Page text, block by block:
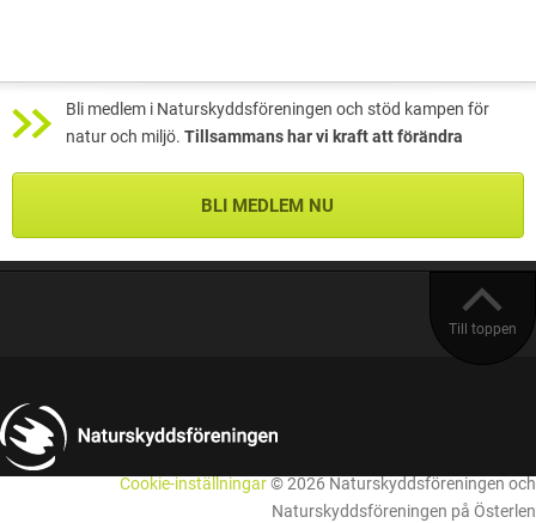
Bli medlem i Naturskyddsföreningen och stöd kampen för
natur och miljö. Tillsammans har vi kraft att förändra
BLI MEDLEM NU
Till toppen
Cookie-inställningar© 2026 Naturskyddsföreningen och
Naturskyddsföreningen på Österlen